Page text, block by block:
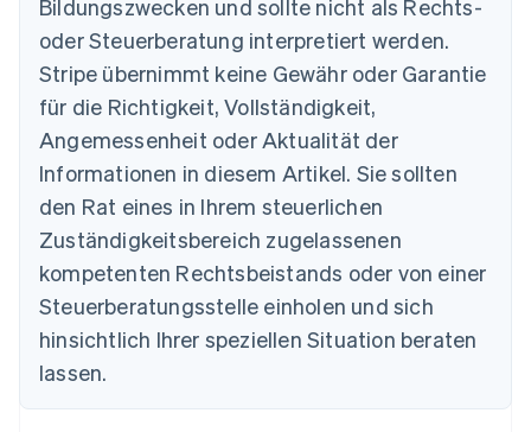
Bildungszwecken und sollte nicht als Rechts-
oder Steuerberatung interpretiert werden.
Stripe übernimmt keine Gewähr oder Garantie
für die Richtigkeit, Vollständigkeit,
Angemessenheit oder Aktualität der
Informationen in diesem Artikel. Sie sollten
den Rat eines in Ihrem steuerlichen
Zuständigkeitsbereich zugelassenen
kompetenten Rechtsbeistands oder von einer
Steuerberatungsstelle einholen und sich
hinsichtlich Ihrer speziellen Situation beraten
lassen.
Brasilien
PortuguêsEnglish
Bulgarien
Dänemark
English
Deutschland
Deutsch English
Estland
English
Festlandchina
简体中文 English
Finnland
EnglishSvenska
Frankreich
Français